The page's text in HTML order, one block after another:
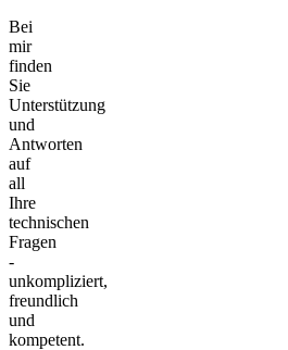
Bei
mir
finden
Sie
Unterstützung
und
Antworten
auf
all
Ihre
technischen
Fragen
-
unkompliziert,
freundlich
und
kompetent.